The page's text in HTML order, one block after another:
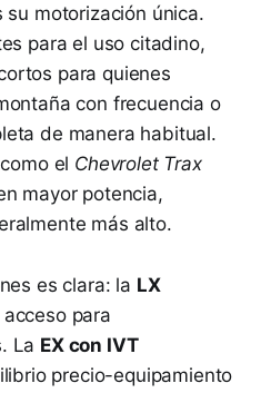
su motorización única.
para el uso citadino,
para quienes
con frecuencia o
de manera habitual.
el Chevrolet Trax
mayor potencia,
más alto.
es clara: la LX
para
La EX con IVT
precio-equipamiento